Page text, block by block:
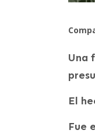
Una
El
Fue